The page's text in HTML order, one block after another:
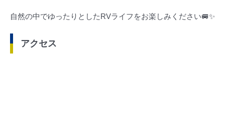
自然の中でゆったりとしたRVライフをお楽しみください🚐✨
アクセス